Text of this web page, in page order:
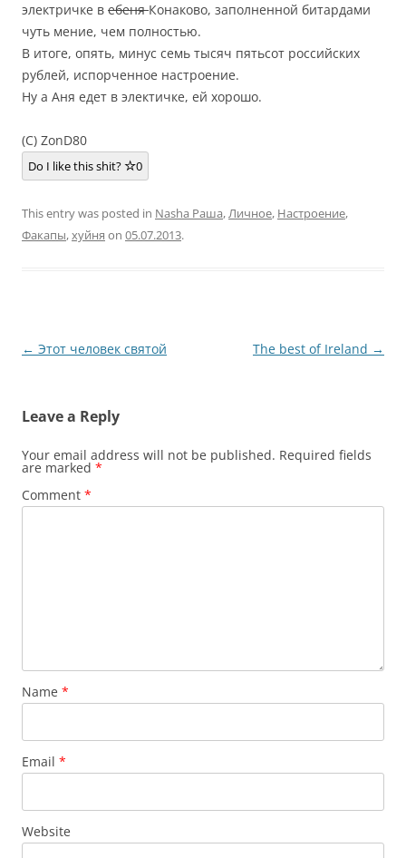
электричке в ебеняКонаково, заполненной битардами
чуть мение, чем полностью.
В итоге, опять, минус семь тысяч пятьсот российских
рублей, испорченное настроение.
Ну а Аня едет в электичке, ей хорошо.
(C) ZonD80
Do I like this shit? 0
This entry was posted in Nasha Раша,Личное, Настроение,
Факапы,хуйня on 05.07.2013.
Post
← Этот человек святой The best of Ireland →
Leave a Reply
Your email address will not be published. Required fields
are marked *
Comment *
Name *
Email *
Website